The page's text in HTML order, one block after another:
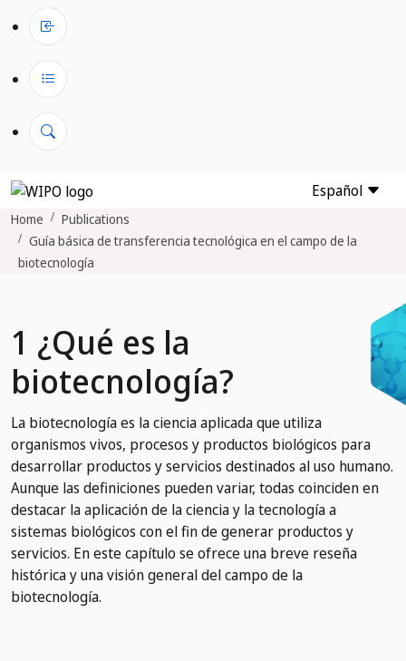
Español
Home
Publications
Guía básica de transferencia tecnológica en el campo de la
biotecnología
1 ¿Qué es la
biotecnología?
La biotecnología es la ciencia aplicada que utiliza
organismos vivos, procesos y productos biológicos para
desarrollar productos y servicios destinados al uso humano.
Aunque las definiciones pueden variar, todas coinciden en
destacar la aplicación de la ciencia y la tecnología a
sistemas biológicos con el fin de generar productos y
servicios. En este capítulo se ofrece una breve reseña
histórica y una visión general del campo de la
biotecnología.